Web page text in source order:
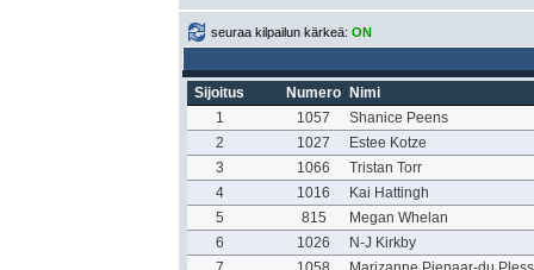
seuraa kilpailun kärkeä: ON
Sijoitus Numero
Nimi
1
1057
Shanice Peens
2
1027
Estee Kotze
3
1066
Tristan Torr
4
1016
Kai Hattingh
5
815
Megan Whelan
6
1026
N-J Kirkby